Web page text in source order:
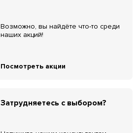
Возможно, вы найдёте что-то среди
наших акций!
Посмотреть акции
Затрудняетесь с выбором?